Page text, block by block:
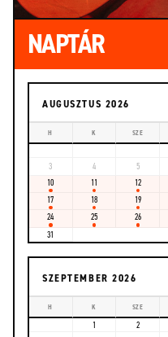
NAPTÁR
AUGUSZTUS 2026
H K SZE
3
4 5
10
11 12
17
18 19
24
25 26
31
SZEPTEMBER 2026
H K SZE
1 2